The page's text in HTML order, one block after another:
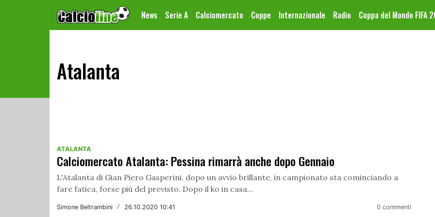
News Serie A Calciomercato Coppe Internazionale Radio Coppa del Mondo FIFA
Atalanta
ATALANTA
Calciomercato Atalanta: Pessina rimarrà anche dopo Gennaio
L'Atalanta di Gian Piero Gasperini, dopo un avvio brillante, in campionato sta cominciando a
fare fatica, forse più del previsto. Dopo il ko in casa...
Simone Beltrambini / 26.10.2020 10:41 0 commenti